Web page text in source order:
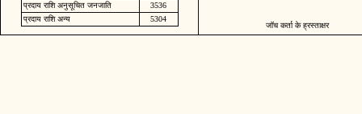
प्रदाय राशि अनुसूचित जनजाति
3536
प्रदाय राशि अन्य
5304
जॉच कर्ता के ह्रस्ताक्षर